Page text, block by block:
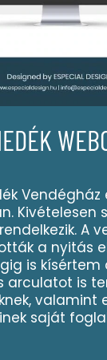
Kivételesen
A
a nyitás
is kísértem
arculatot is
valamint
saját